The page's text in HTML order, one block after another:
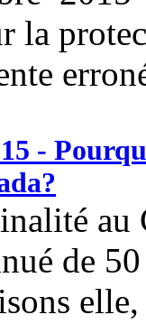
la
-
au
de